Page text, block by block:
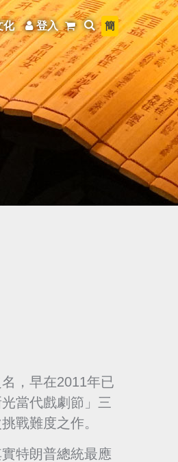
化 登入 簡
，早在2011年已
當代戲劇節」三
戰難度之作。
特朗普總統最應